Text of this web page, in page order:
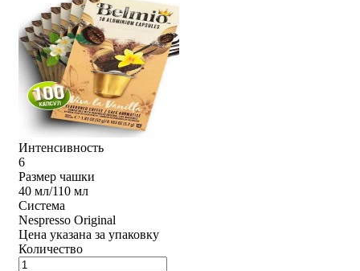
Интенсивность
6
Размер чашки
40 мл/110 мл
Система
Nespresso Original
Цена указана за упаковку
Количество